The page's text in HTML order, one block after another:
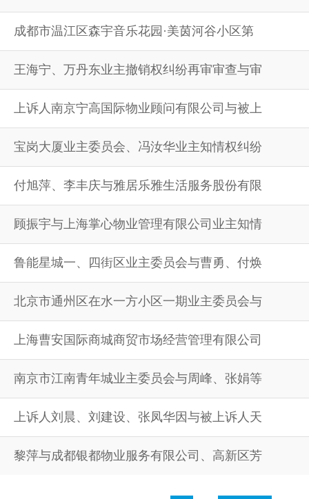
成都市温江区森宇音乐花园·美茵河谷小区第
王海宁、万丹东业主撤销权纠纷再审审查与审
上诉人南京宁高国际物业顾问有限公司与被上
宝岗大厦业主委员会、冯汝华业主知情权纠纷
付旭萍、李丰庆与雅居乐雅生活服务股份有限
顾振宇与上海掌心物业管理有限公司业主知情
鲁能星城一、四街区业主委员会与曹勇、付焕
北京市通州区在水一方小区一期业主委员会与
上海曹安国际商城商贸市场经营管理有限公司
南京市江南青年城业主委员会与周峰、张娟等
上诉人刘晨、刘建设、张凤华因与被上诉人天
黎萍与成都银都物业服务有限公司、高新区芳